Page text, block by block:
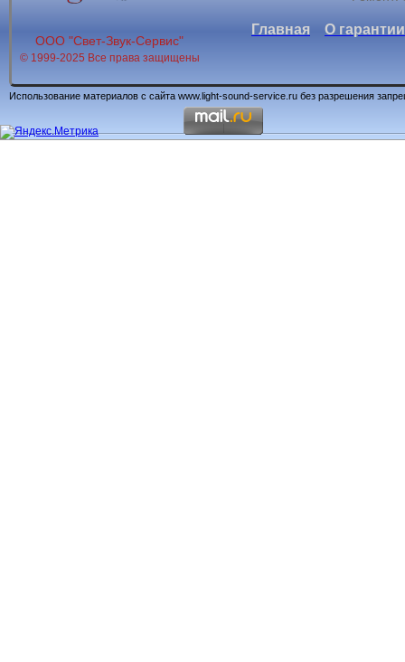
ООО "Свет-Звук-Сервис"
© 1999-2025 Все права защищены
Главная О гарантии
Использование материалов с сайта www.light-sound-service.ru без разрешения